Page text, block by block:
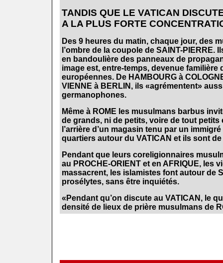
TANDIS QUE LE VATICAN
A LA PLUS FORTE
Des 9 heures du matin, chaque jour, des
l’ombre de la coupole de SAINT-PIERRE.
en bandoulière des panneaux de
image est, entre-temps, devenue familière
européennes. De HAMBOURG à
VIENNE à BERLIN, ils «agrémentent»
germanophones.
Même à ROME les musulmans barbus
de grands, ni de petits, voire de tout petits
l’arrière d’un magasin tenu par un
quartiers autour du VATICAN et ils sont
Pendant que leurs coreligionnaires
au PROCHE-ORIENT et en AFRIQUE, les
massacrent, les islamistes font autour de
prosélytes, sans être inquiétés.
«Pendant qu’on discute au VATICAN, le
densité de lieux de prière musulmans de